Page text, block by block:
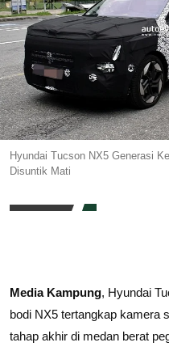
Hyundai Tucson NX5 Generasi
Disuntik Mati
Media Kampung, Hyundai
bodi NX5 tertangkap kamera
tahap akhir di medan berat